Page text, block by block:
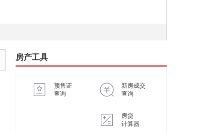
房产工具
预售证
查询
新房成交
查询
房贷
计算器